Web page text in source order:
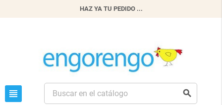
HAZ YA TU PEDIDO ...
view_headline search